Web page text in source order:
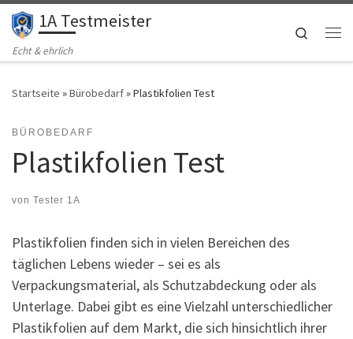
Zum Inhalt springen
1A Testmeister
Echt & ehrlich
Search
Startseite »Bürobedarf»Plastikfolien Test
BÜROBEDARF
Plastikfolien Test
von Tester 1A
Plastikfolien finden sich in vielen Bereichen des
täglichen Lebens wieder – sei es als
Verpackungsmaterial, als Schutzabdeckung oder als
Unterlage. Dabei gibt es eine Vielzahl unterschiedlicher
Plastikfolien auf dem Markt, die sich hinsichtlich ihrer